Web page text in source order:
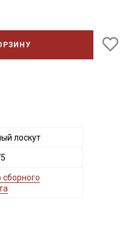
лоскут
сборного
до 30% на узкие
тканей